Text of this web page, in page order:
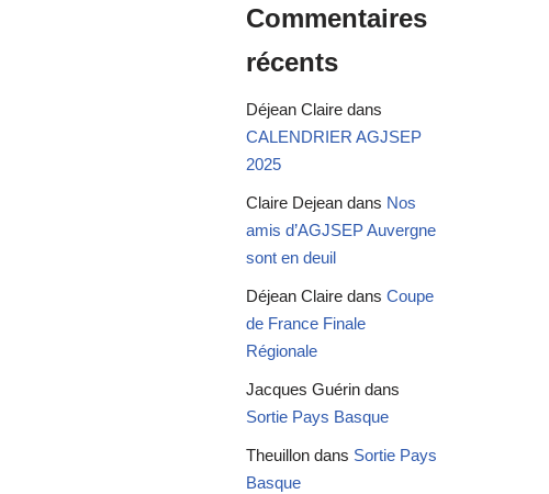
Commentaires
récents
Déjean Claire dans
CALENDRIER AGJSEP
2025
Claire Dejean dans Nos
amis d’AGJSEP Auvergne
sont en deuil
Déjean Claire dans Coupe
de France Finale
Régionale
Jacques Guérin dans
Sortie Pays Basque
Theuillon dans Sortie Pays
Basque